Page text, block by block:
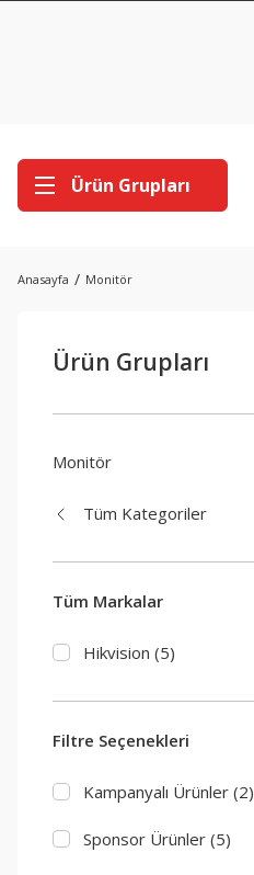
Ürün Grupları
Anasayfa Monitör
Ürün Grupları
Monitör
Tüm Kategoriler
Tüm Markalar
Hikvision (5)
Filtre Seçenekleri
Kampanyalı Ürünler (2)
Sponsor Ürünler (5)